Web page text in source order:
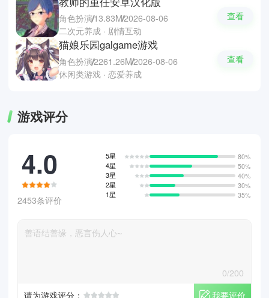
角色扮演13.83M2026-08-06
二次元养成 · 剧情互动
查看
猫娘乐园galgame游戏
角色扮演2261.26M2026-08-06
休闲类游戏 · 恋爱养成
查看
游戏评分
4.0
2453条评价
5星
80%
4星
50%
3星
40%
2星
30%
1星
35%
0/200
请为游戏评分：
我要评价